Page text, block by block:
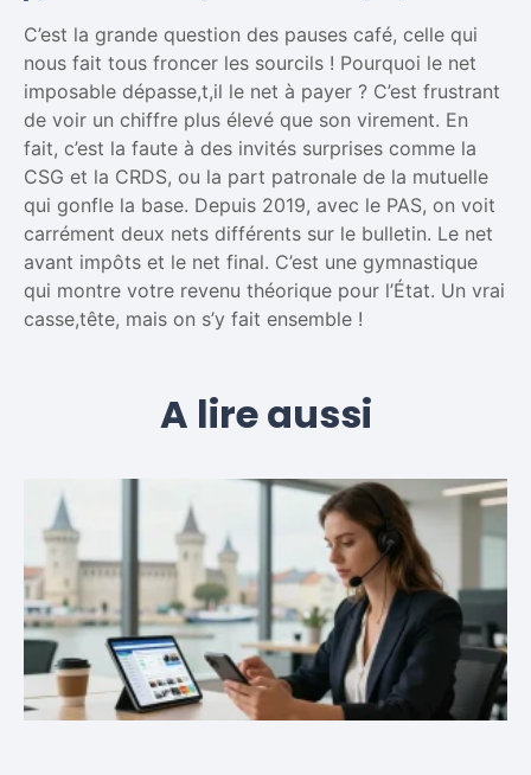
C’est la grande question des pauses café, celle qui
nous fait tous froncer les sourcils ! Pourquoi le net
imposable dépasse,t,il le net à payer ? C’est frustrant
de voir un chiffre plus élevé que son virement. En
fait, c’est la faute à des invités surprises comme la
CSG et la CRDS, ou la part patronale de la mutuelle
qui gonfle la base. Depuis 2019, avec le PAS, on voit
carrément deux nets différents sur le bulletin. Le net
avant impôts et le net final. C’est une gymnastique
qui montre votre revenu théorique pour l’État. Un vrai
casse,tête, mais on s’y fait ensemble !
A lire aussi